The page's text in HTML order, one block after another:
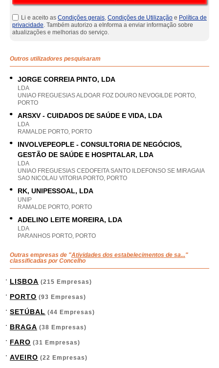
Li e aceito as Condições gerais, Condições de Utilização e Política de
privacidade. Também autorizo a eInforma a enviar informação sobre
atualizações e melhorias do serviço.
Outros utilizadores pesquisaram
JORGE CORREIA PINTO, LDA
LDA
UNIAO FREGUESIAS ALDOAR FOZ DOURO NEVOGILDE PORTO,
PORTO
ARSXV - CUIDADOS DE SAÚDE E VIDA, LDA
LDA
RAMALDE PORTO, PORTO
INVOLVEPEOPLE - CONSULTORIA DE NEGÓCIOS,
GESTÃO DE SAÚDE E HOSPITALAR, LDA
LDA
UNIAO FREGUESIAS CEDOFEITA SANTO ILDEFONSO SE MIRAGAIA
SAO NICOLAU VITORIA PORTO, PORTO
RK, UNIPESSOAL, LDA
UNIP
RAMALDE PORTO, PORTO
ADELINO LEITE MOREIRA, LDA
LDA
PARANHOS PORTO, PORTO
Outras empresas de "Atividades dos estabelecimentos de sa..."
classificadas por Concelho
LISBOA (215 Empresas)
PORTO (93 Empresas)
SETÚBAL (44 Empresas)
BRAGA (38 Empresas)
FARO (31 Empresas)
AVEIRO (22 Empresas)